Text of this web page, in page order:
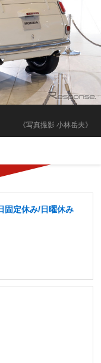
《写真撮影 小林岳夫》
固定休み/日曜休み